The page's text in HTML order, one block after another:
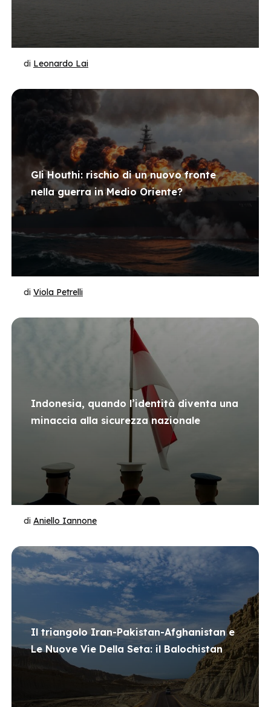
di Leonardo Lai
Gli Houthi: rischio di un nuovo fronte
nella guerra in Medio Oriente?
di Viola Petrelli
Indonesia, quando l’identità diventa una
minaccia alla sicurezza nazionale
di Aniello Iannone
Il triangolo Iran-Pakistan-Afghanistan e
Le Nuove Vie Della Seta: il Balochistan